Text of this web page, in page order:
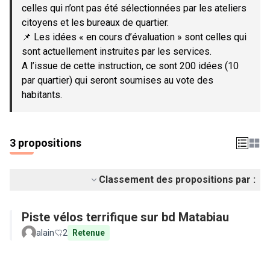
celles qui n’ont pas été sélectionnées par les ateliers
citoyens et les bureaux de quartier.
📌 Les idées « en cours d’évaluation » sont celles qui
sont actuellement instruites par les services.
A l’issue de cette instruction, ce sont 200 idées (10
par quartier) qui seront soumises au vote des
habitants.
3 propositions
Classement des propositions par :
Piste vélos terrifique sur bd Matabiau
alain 2 Retenue